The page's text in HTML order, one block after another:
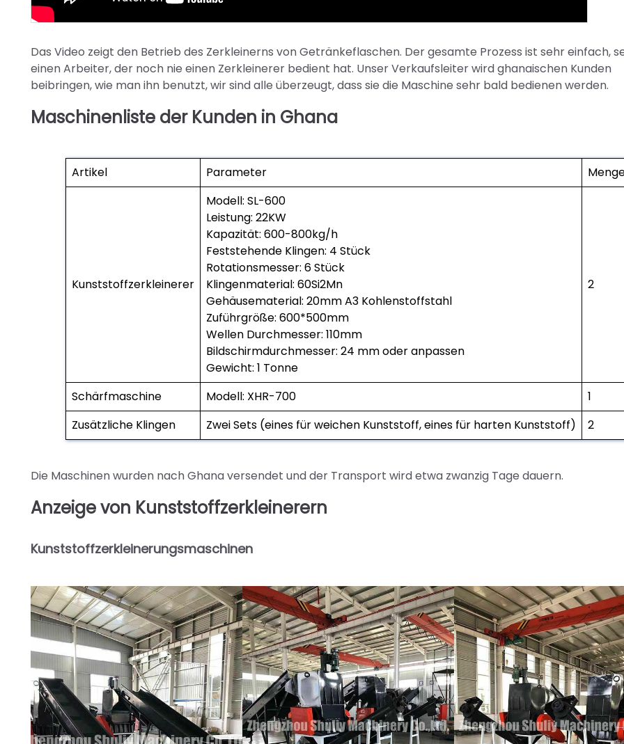
Das Video zeigt den Betrieb des Zerkleinerns von Getränkeflaschen. Der gesamte Prozess ist sehr einfach,
einen Arbeiter, der noch nie einen Zerkleinerer bedient hat. Unser Verkaufsleiter wird ghanaischen Kunden
beibringen, wie man ihn benutzt, wir sind alle überzeugt, dass sie die Maschine sehr bald bedienen werden.
Maschinenliste der Kunden in Ghana
Artikel Parameter
Kunststoffzerkleinerer
Modell: SL-600
Leistung: 22KW
Kapazität: 600-800kg/h
Feststehende Klingen: 4 Stück
Rotationsmesser: 6 Stück
Klingenmaterial: 60Si2Mn
Gehäusematerial: 20mm A3 Kohlenstoffstahl
Zuführgröße: 600*500mm
Wellen Durchmesser: 110mm
Bildschirmdurchmesser: 24 mm oder anpassen
Gewicht: 1 Tonne
2
Schärfmaschine Modell: XHR-700
1
Zusätzliche Klingen
Zwei Sets (eines für weichen Kunststoff, eines für harten Kunststoff) 2
Die Maschinen wurden nach Ghana versendet und der Transport wird etwa zwanzig Tage dauern.
Anzeige von Kunststoffzerkleinerern
Kunststoffzerkleinerungsmaschinen